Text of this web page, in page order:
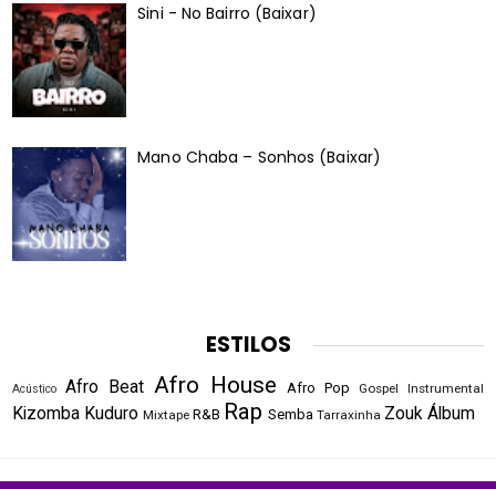
Sini - No Bairro (Baixar)
Mano Chaba – Sonhos (Baixar)
ESTILOS
Acústico Afro Beat Afro House Afro Pop Gospel Instrumental
Kizomba Kuduro Mixtape R&B Rap Semba Tarraxinha Zouk Álbum